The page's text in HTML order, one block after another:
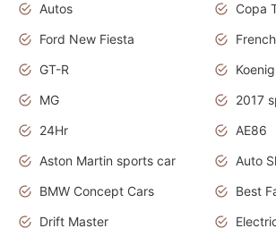
Autos
Copa
Ford New Fiesta
GT-R
MG
2017
24Hr
AE86
Aston Martin sports car
Auto
BMW Concept Cars
Best
Drift Master